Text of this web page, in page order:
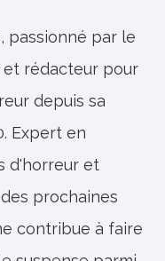
passionné par le
rédacteur pour
depuis sa
Expert en
d'horreur et
prochaines
contribue à faire